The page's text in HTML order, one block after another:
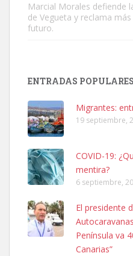
Leales.org » Gran Canaria
SHIBA PERDIDO AVDA JOSE
PERRO MACHO RAZA SHIBA
06/07/2025 ZONA MESA Y
Leales.org » Gran Canaria
Marcial Morales defiende
de Vegueta y reclama
futuro.
ENTRADAS POPULARES
Migrantes:
19 septiembre,
COVID-19:
mentira?
6 septiembre,
El presidente
Península va
Canarias”